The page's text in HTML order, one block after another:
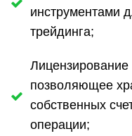
инструментами
трейдинга;
позволяющее
собственных
операции;